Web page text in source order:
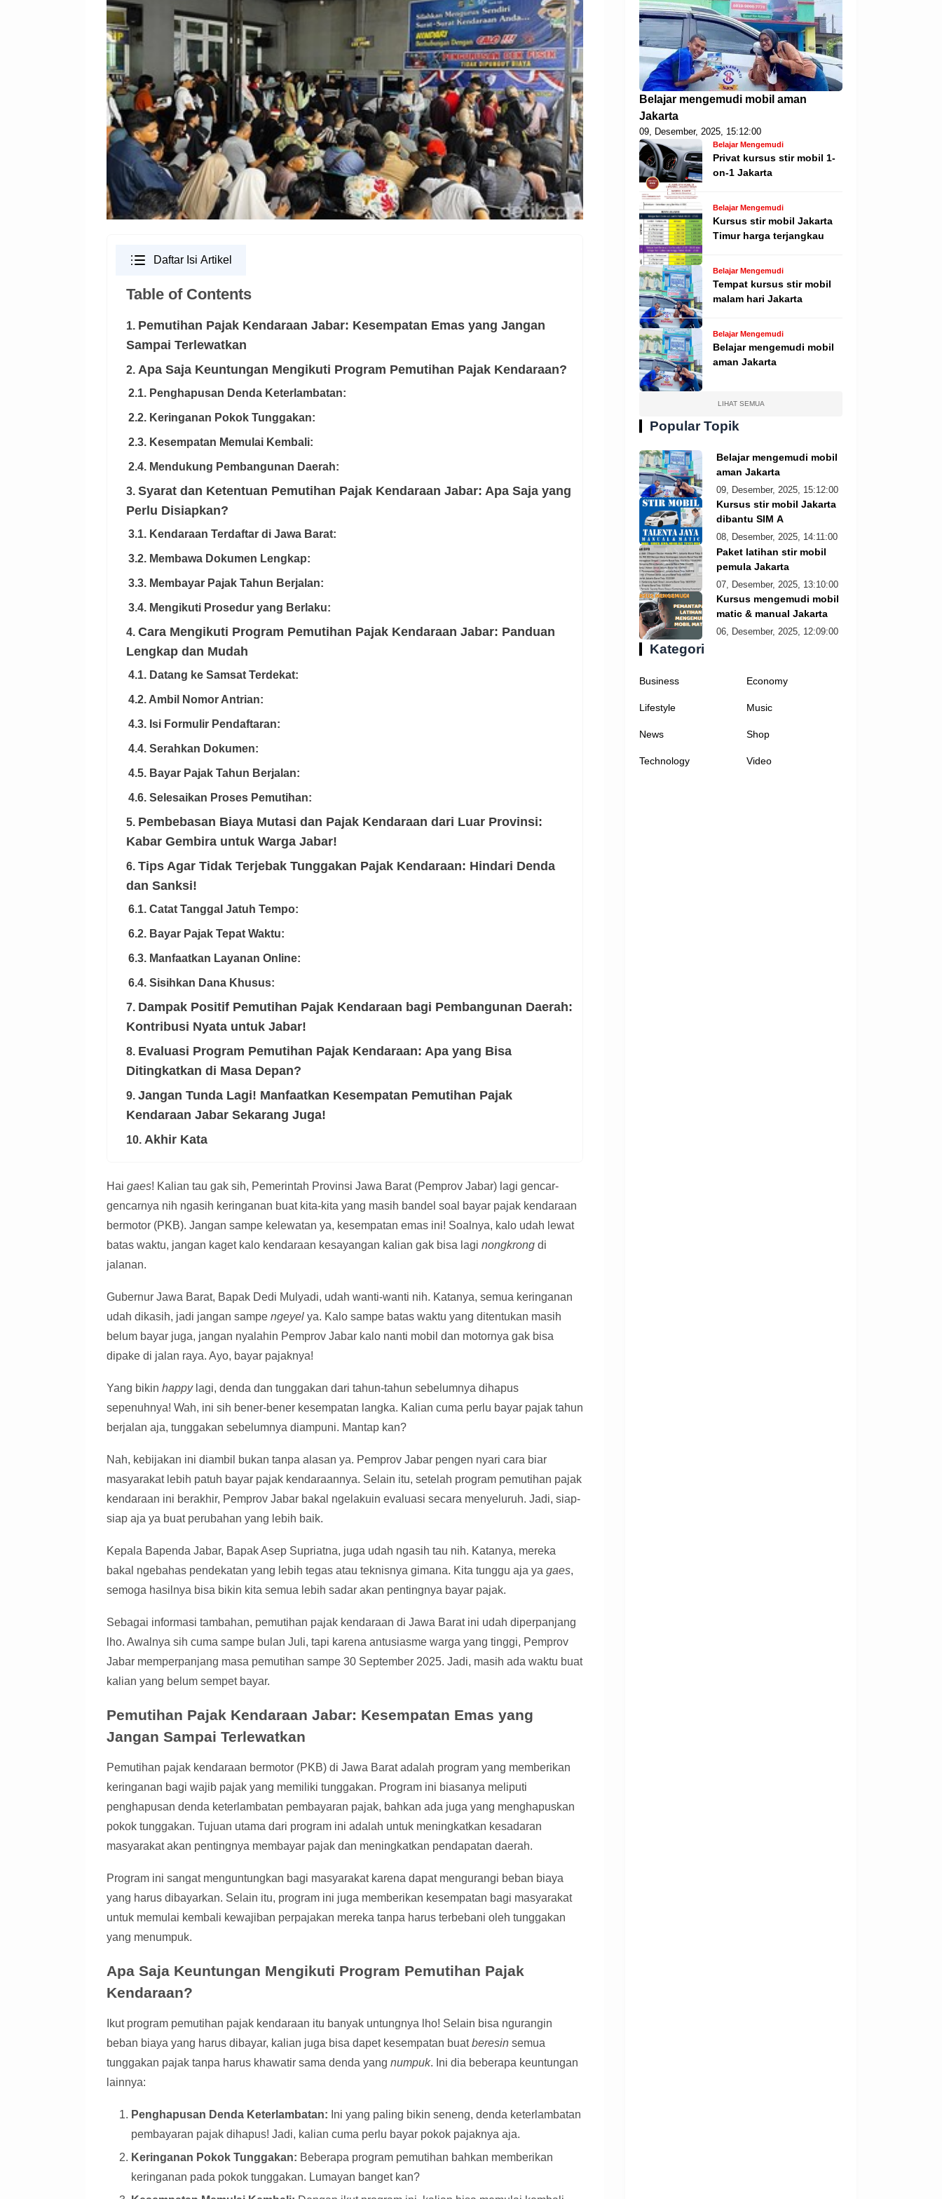
Daftar Isi Artikel
Table of Contents
1. Pemutihan Pajak Kendaraan Jabar: Kesempatan Emas yang Jangan
Sampai Terlewatkan
2. Apa Saja Keuntungan Mengikuti Program Pemutihan Pajak Kendaraan?
2.1. Penghapusan Denda Keterlambatan:
2.2. Keringanan Pokok Tunggakan:
2.3. Kesempatan Memulai Kembali:
2.4. Mendukung Pembangunan Daerah:
3. Syarat dan Ketentuan Pemutihan Pajak Kendaraan Jabar: Apa Saja yang
Perlu Disiapkan?
3.1. Kendaraan Terdaftar di Jawa Barat:
3.2. Membawa Dokumen Lengkap:
3.3. Membayar Pajak Tahun Berjalan:
3.4. Mengikuti Prosedur yang Berlaku:
4. Cara Mengikuti Program Pemutihan Pajak Kendaraan Jabar: Panduan
Lengkap dan Mudah
4.1. Datang ke Samsat Terdekat:
4.2. Ambil Nomor Antrian:
4.3. Isi Formulir Pendaftaran:
4.4. Serahkan Dokumen:
4.5. Bayar Pajak Tahun Berjalan:
4.6. Selesaikan Proses Pemutihan:
5. Pembebasan Biaya Mutasi dan Pajak Kendaraan dari Luar Provinsi:
Kabar Gembira untuk Warga Jabar!
6. Tips Agar Tidak Terjebak Tunggakan Pajak Kendaraan: Hindari Denda
dan Sanksi!
6.1. Catat Tanggal Jatuh Tempo:
6.2. Bayar Pajak Tepat Waktu:
6.3. Manfaatkan Layanan Online:
6.4. Sisihkan Dana Khusus:
7. Dampak Positif Pemutihan Pajak Kendaraan bagi Pembangunan Daerah:
Kontribusi Nyata untuk Jabar!
8. Evaluasi Program Pemutihan Pajak Kendaraan: Apa yang Bisa
Ditingkatkan di Masa Depan?
9. Jangan Tunda Lagi! Manfaatkan Kesempatan Pemutihan Pajak
Kendaraan Jabar Sekarang Juga!
10. Akhir Kata
Hai gaes! Kalian tau gak sih, Pemerintah Provinsi Jawa Barat (Pemprov Jabar) lagi gencar-
gencarnya nih ngasih keringanan buat kita-kita yang masih bandel soal bayar pajak kendaraan
bermotor (PKB). Jangan sampe kelewatan ya, kesempatan emas ini! Soalnya, kalo udah lewat
batas waktu, jangan kaget kalo kendaraan kesayangan kalian gak bisa lagi nongkrong di
jalanan.
Gubernur Jawa Barat, Bapak Dedi Mulyadi, udah wanti-wanti nih. Katanya, semua keringanan
udah dikasih, jadi jangan sampe ngeyel ya. Kalo sampe batas waktu yang ditentukan masih
belum bayar juga, jangan nyalahin Pemprov Jabar kalo nanti mobil dan motornya gak bisa
dipake di jalan raya. Ayo, bayar pajaknya!
Yang bikin happylagi, denda dan tunggakan dari tahun-tahun sebelumnya dihapus
sepenuhnya! Wah, ini sih bener-bener kesempatan langka. Kalian cuma perlu bayar pajak tahun
berjalan aja, tunggakan sebelumnya diampuni. Mantap kan?
Nah, kebijakan ini diambil bukan tanpa alasan ya. Pemprov Jabar pengen nyari cara biar
masyarakat lebih patuh bayar pajak kendaraannya. Selain itu, setelah program pemutihan pajak
kendaraan ini berakhir, Pemprov Jabar bakal ngelakuin evaluasi secara menyeluruh. Jadi, siap-
siap aja ya buat perubahan yang lebih baik.
Kepala Bapenda Jabar, Bapak Asep Supriatna, juga udah ngasih tau nih. Katanya, mereka
bakal ngebahas pendekatan yang lebih tegas atau teknisnya gimana. Kita tunggu aja ya gaes,
semoga hasilnya bisa bikin kita semua lebih sadar akan pentingnya bayar pajak.
Sebagai informasi tambahan, pemutihan pajak kendaraan di Jawa Barat ini udah diperpanjang
lho. Awalnya sih cuma sampe bulan Juli, tapi karena antusiasme warga yang tinggi, Pemprov
Jabar memperpanjang masa pemutihan sampe 30 September 2025. Jadi, masih ada waktu buat
kalian yang belum sempet bayar.
Pemutihan Pajak Kendaraan Jabar: Kesempatan Emas yang
Jangan Sampai Terlewatkan
Pemutihan pajak kendaraan bermotor (PKB) di Jawa Barat adalah program yang memberikan
keringanan bagi wajib pajak yang memiliki tunggakan. Program ini biasanya meliputi
penghapusan denda keterlambatan pembayaran pajak, bahkan ada juga yang menghapuskan
pokok tunggakan. Tujuan utama dari program ini adalah untuk meningkatkan kesadaran
masyarakat akan pentingnya membayar pajak dan meningkatkan pendapatan daerah.
Program ini sangat menguntungkan bagi masyarakat karena dapat mengurangi beban biaya
yang harus dibayarkan. Selain itu, program ini juga memberikan kesempatan bagi masyarakat
untuk memulai kembali kewajiban perpajakan mereka tanpa harus terbebani oleh tunggakan
yang menumpuk.
Apa Saja Keuntungan Mengikuti Program Pemutihan Pajak
Kendaraan?
Ikut program pemutihan pajak kendaraan itu banyak untungnya lho! Selain bisa ngurangin
beban biaya yang harus dibayar, kalian juga bisa dapet kesempatan buatberesin semua
tunggakan pajak tanpa harus khawatir sama denda yang numpuk. Ini dia beberapa keuntungan
lainnya:
Penghapusan Denda Keterlambatan: Ini yang paling bikin seneng, denda keterlambatan
pembayaran pajak dihapus! Jadi, kalian cuma perlu bayar pokok pajaknya aja.
Keringanan Pokok Tunggakan: Beberapa program pemutihan bahkan memberikan
keringanan pada pokok tunggakan. Lumayan banget kan?
Belajar mengemudi mobil aman
Jakarta
09, Desember, 2025, 15:12:00
Belajar Mengemudi
Privat kursus stir mobil 1-
on-1 Jakarta
Belajar Mengemudi
Kursus stir mobil Jakarta
Timur harga terjangkau
Belajar Mengemudi
Tempat kursus stir mobil
malam hari Jakarta
Belajar Mengemudi
Belajar mengemudi mobil
aman Jakarta
LIHAT SEMUA
Popular Topik
Belajar mengemudi mobil
aman Jakarta
09, Desember, 2025, 15:12:00
Kursus stir mobil Jakarta
dibantu SIM A
08, Desember, 2025, 14:11:00
Paket latihan stir mobil
pemula Jakarta
07, Desember, 2025, 13:10:00
Kursus mengemudi mobil
matic & manual Jakarta
06, Desember, 2025, 12:09:00
Kategori
Business Economy
Lifestyle Music
News Shop
Technology Video